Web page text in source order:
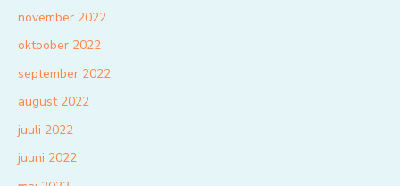
november 2022
oktoober 2022
september 2022
august 2022
juuli 2022
juuni 2022